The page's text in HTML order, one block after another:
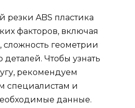
резки ABS пластика
факторов, включая
сложность геометрии
деталей. Чтобы узнать
рекомендуем
специалистам и
данные.